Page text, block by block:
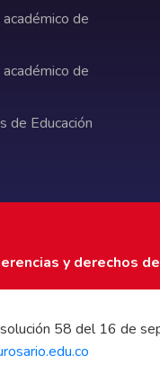
de
de
de Educación
y derechos
58 del 16 de